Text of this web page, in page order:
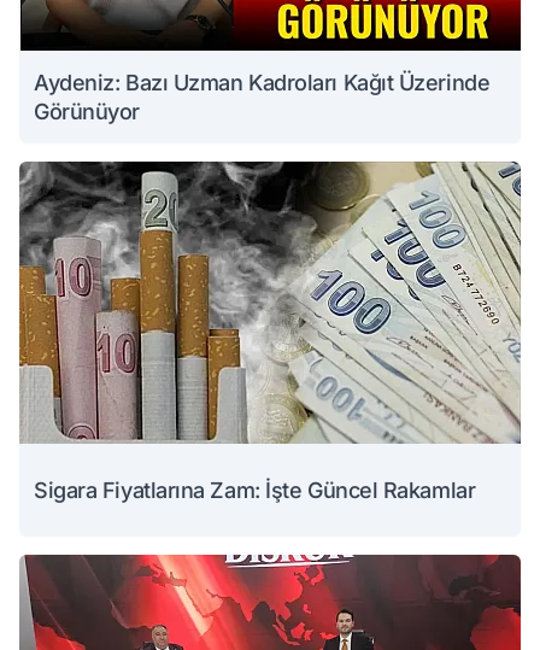
Aydeniz: Bazı Uzman Kadroları Kağıt Üzerinde
Görünüyor
Sigara Fiyatlarına Zam: İşte Güncel Rakamlar